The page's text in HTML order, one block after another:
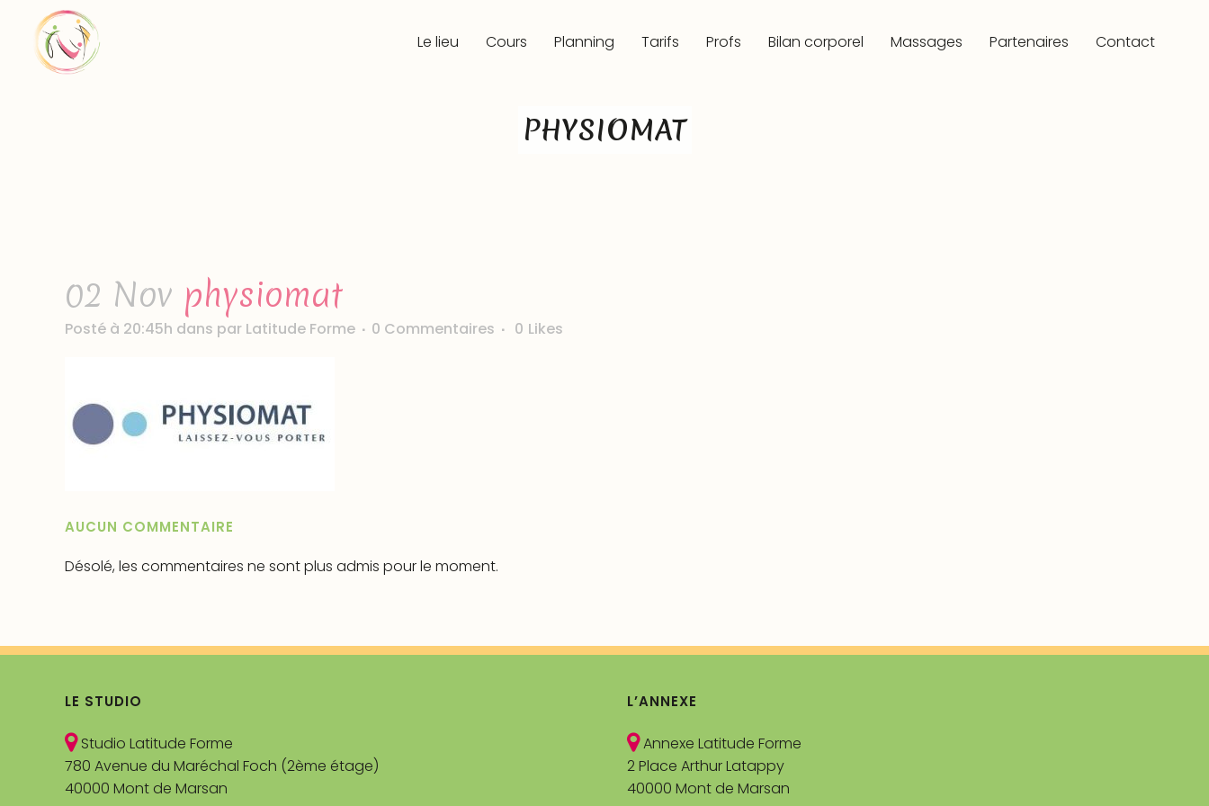
Le lieu Cours Planning Tarifs Profs Bilan corporel Massages Partenaires Contact
PHYSIOMAT
02 Nov physiomat
Posté à 20:45h dans par Latitude Forme 0 Commentaires 0 Likes
AUCUN COMMENTAIRE
Désolé, les commentaires ne sont plus admis pour le moment.
LE STUDIO
Studio Latitude Forme
780 Avenue du Maréchal Foch (2ème étage)
40000 Mont de Marsan
L’ANNEXE
Annexe Latitude Forme
2 Place Arthur Latappy
40000 Mont de Marsan